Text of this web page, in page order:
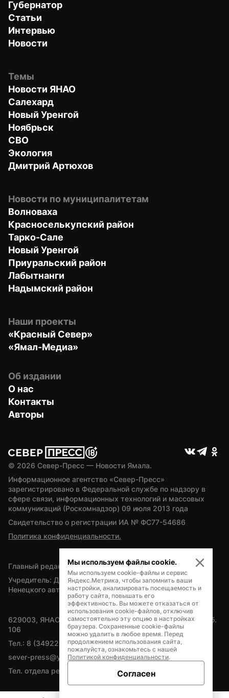
Губернатор
Статьи
Интервью
Новости
Темы
Новости ЯНАО
Салехард
Новый Уренгой
Ноябрьск
СВО
Экология
Дмитрий Артюхов
Новости по муниципалитетам
Волноваха
Красноселькупский район
Тарко-Сале
Новый Уренгой
Приуральский район
Лабытнанги
Надымский район
Наши проекты
«Красный Север»
«Ямал-Медиа»
Об издании
О нас
Контакты
Авторы
© 2026 Север-Пресс — Новости Ямала.
Информационное агентство «Север-Пресс»
зарегистрировано в Федеральной службе по надзору в
сфере связи, информационных технологий и массовых
коммуникаций (Роскомнадзор) 09 июля 2013 года
Свидетельство о регистрации ИА № ФС77-54686
Политика конфиденциальности.
Главный редактор — А.Л. Поздеев
Учредитель: Департамент внутренней политики Ямало-
Ненецкого автономного округа
629003, ЯНАО, Салехард, мкр. Богдана Кнунянца, д.1, каб.
106
Тел.: 8 (34922) 71262
sever-press@yamal-media.ru
Тел. отдела рекламы: 8 (34922) 42728
Мы используем файлы cookie.
Мы используем cookie-файлы и сервис
Яндекс.Метрика, чтобы запомнить ваши
настройки, анализировать посещаемость и
работу сайта, повышать его
эффективность. Вы можете отказаться от
использования cookie-файлов, отключив
самостоятельно эту опцию в настройках
браузера. Сохраненные cookie-файлы
можно удалить в любое время. Перед
продолжением использования сайта,
пожалуйста, ознакомьтесь с нашей
Политикой конфиденциальности.
Согласен